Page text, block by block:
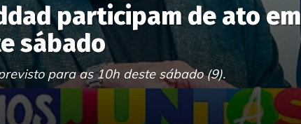
participam de ato em
sábado
para as 10h deste sábado (9).